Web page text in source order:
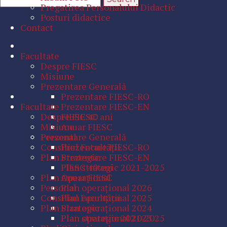
Pregatirea Personalului Didactic
Posturi didactice
Contact
Facultate
Despre FIESC
Misiune
Prezentare Generală
Prezentare FIESC-RO
Prezentare FIESC-EN
FIESC 40 ani
Anuar FIESC
Personal
Consiliul Facultăţii
Plan Strategic
Plan strategic 2021-2025
Plan Operaţional
Plan operaţional 2026
Plan operaţional 2025
Plan operaţional 2024
Plan operaţional 2023
Facultate
Despre FIESC
Misiune
Prezentare Generală
Prezentare FIESC-RO
Prezentare FIESC-EN
FIESC 40 ani
Anuar FIESC
Personal
Consiliul Facultăţii
Plan Strategic
Plan strategic 2021-2025